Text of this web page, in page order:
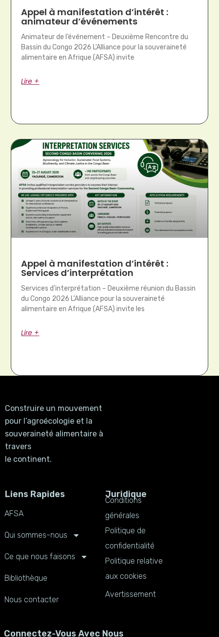
Appel à manifestation d’intérêt :
animateur d’événements
Animateur de l’événement – Deuxième Rencontre du
Bassin du Congo 2026 L’Alliance pour la souveraineté
alimentaire en Afrique (AFSA) invite
Lire +
Appel à manifestation d’intérêt :
Services d’interprétation
Services d’interprétation – Deuxième réunion du Bassin
du Congo 2026 L’Alliance pour la souveraineté
alimentaire en Afrique (AFSA) invite les
Lire +
Construire un mouvement
pour l’agroécologie et la
souveraineté alimentaire à
travers
le continent.
Liens Rapides
AFSA
Qui sommes-nous
Ce que nous faisons
Bibliothèque
Nous contacter
Juridique
Conditions
générales
Politique de
confidentialité
Politique relative
aux cookies
Avertissement
Connectez-Vous Avec Nous